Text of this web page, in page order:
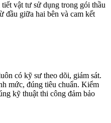
vật tư sử dụng trong gói thầu
đầu giữa hai bên và cam kết
có kỹ sư theo dõi, giám sát.
mức, đúng tiêu chuẩn. Kiểm
kỹ thuật thi công đảm bảo